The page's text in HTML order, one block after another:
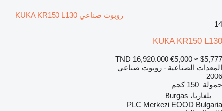
روبوت صناعي KUKA KR150 L130
14
KUKA KR150 L130
TND 16,920.000 €5,000 ≈ $5,777
المعدات الصناعية - روبوت صناعي
2006
حمولة 150 كجم
بلغاريا، Burgas
PLC Merkezi EOOD Bulgaria